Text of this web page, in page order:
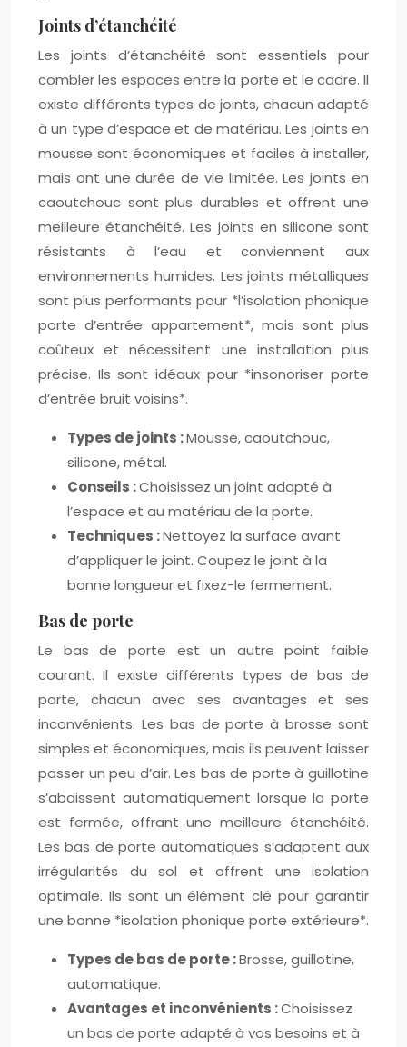
Joints d’étanchéité
Les joints d’étanchéité sont essentiels pour
combler les espaces entre la porte et le cadre. Il
existe différents types de joints, chacun adapté
à un type d’espace et de matériau. Les joints en
mousse sont économiques et faciles à installer,
mais ont une durée de vie limitée. Les joints en
caoutchouc sont plus durables et offrent une
meilleure étanchéité. Les joints en silicone sont
résistants à l’eau et conviennent aux
environnements humides. Les joints métalliques
sont plus performants pour *l’isolation phonique
porte d’entrée appartement*, mais sont plus
coûteux et nécessitent une installation plus
précise. Ils sont idéaux pour *insonoriser porte
d’entrée bruit voisins*.
Types de joints :Mousse, caoutchouc,
silicone, métal.
Conseils :Choisissez un joint adapté à
l’espace et au matériau de la porte.
Techniques :Nettoyez la surface avant
d’appliquer le joint. Coupez le joint à la
bonne longueur et fixez-le fermement.
Bas de porte
Le bas de porte est un autre point faible
courant. Il existe différents types de bas de
porte, chacun avec ses avantages et ses
inconvénients. Les bas de porte à brosse sont
simples et économiques, mais ils peuvent laisser
passer un peu d’air. Les bas de porte à guillotine
s’abaissent automatiquement lorsque la porte
est fermée, offrant une meilleure étanchéité.
Les bas de porte automatiques s’adaptent aux
irrégularités du sol et offrent une isolation
optimale. Ils sont un élément clé pour garantir
une bonne *isolation phonique porte extérieure*.
Types de bas de porte :Brosse, guillotine,
automatique.
Avantages et inconvénients :Choisissez
un bas de porte adapté à vos besoins et à